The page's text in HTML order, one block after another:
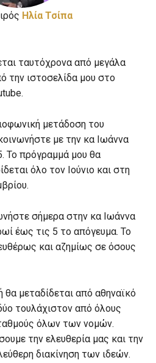
Hλία Τσίπα
ταυτόχρονα από μεγάλα
την ιστοσελίδα μου στο
μετάδοση του
με την κα Ιωάννα
Το πρόγραμμά μου θα
όλο τον Ιούνιο και στη
σήμερα στην κα Ιωάννα
έως τις 5 το απόγευμα. Το
και αζημίως σε όσους
μεταδίδεται από αθηναϊκό
τουλάχιστον από όλους
όλων των νομών.
την ελευθερία μας και την
διακίνηση των ιδεών.